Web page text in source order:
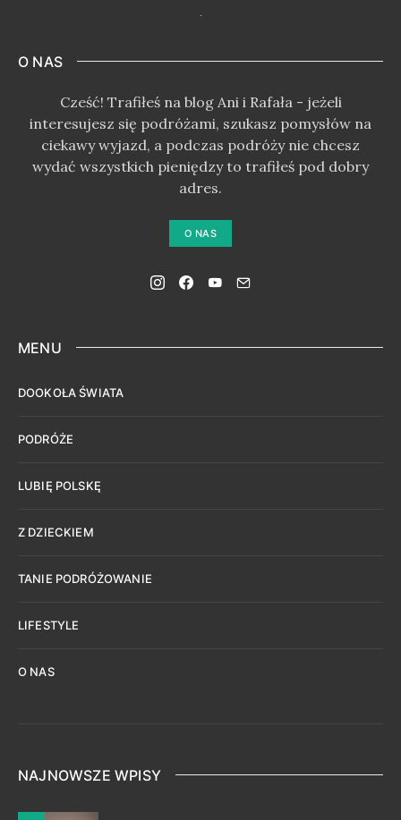
O NAS
Cześć! Trafiłeś na blog Ani i Rafała - jeżeli
interesujesz się podróżami, szukasz pomysłów na
ciekawy wyjazd, a podczas podróży nie chcesz
wydać wszystkich pieniędzy to trafiłeś pod dobry
adres.
O NAS
MENU
DOOKOŁA ŚWIATA
PODRÓŻE
LUBIĘ POLSKĘ
Z DZIECKIEM
TANIE PODRÓŻOWANIE
LIFESTYLE
O NAS
NAJNOWSZE WPISY